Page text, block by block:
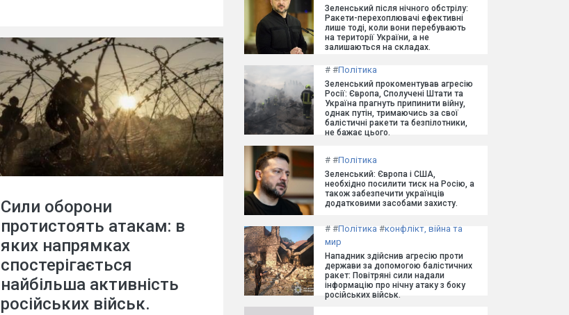
Сили оборони
протистоять атакам: в
яких напрямках
спостерігається
найбільша активність
російських військ.
Зеленський після нічного обстрілу:
Ракети-перехоплювачі ефективні
лише тоді, коли вони перебувають
на території України, а не
залишаються на складах.
# #Політика
Зеленський прокоментував агресію
Росії: Європа, Сполучені Штати та
Україна прагнуть припинити війну,
однак путін, тримаючись за свої
балістичні ракети та безпілотники,
не бажає цього.
# #Політика
Зеленський: Європа і США,
необхідно посилити тиск на Росію, а
також забезпечити українців
додатковими засобами захисту.
# #Політика #конфлікт, війна та
мир
Нападник здійснив агресію проти
держави за допомогою балістичних
ракет: Повітряні сили надали
інформацію про нічну атаку з боку
російських військ.